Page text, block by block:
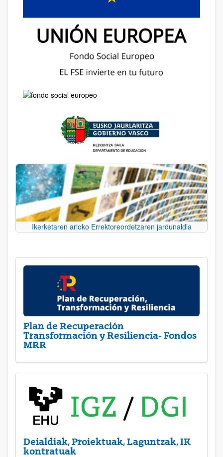
Ikerketaren arloko Errektoreordetzaren jardunaldia
Plan de Recuperación
Transformación y Resiliencia- Fondos
MRR
Deialdiak, Proiektuak, Laguntzak, IK
kontratuak